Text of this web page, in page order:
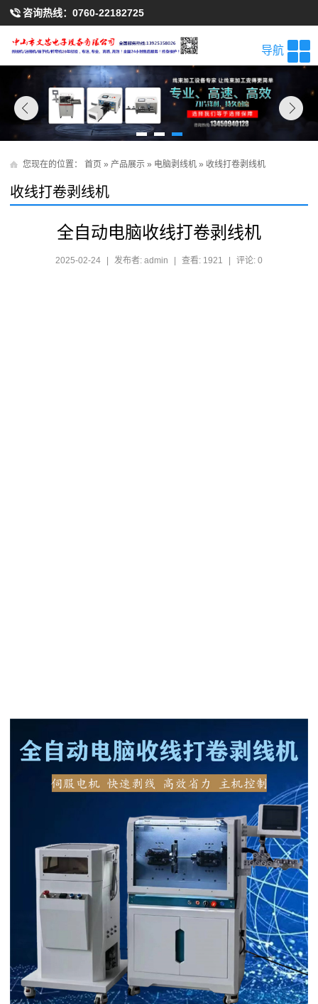
咨询热线： 0760-22182725
导航
您现在的位置： 首页 » 产品展示 » 电脑剥线机 » 收线打卷剥线机
收线打卷剥线机
全自动电脑收线打卷剥线机
2025-02-24 | 发布者: admin | 查看: 1921 | 评论: 0